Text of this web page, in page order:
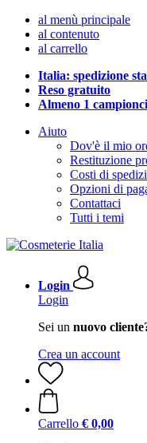
al menù principale
al contenuto
al carrello
Italia: spedizione
Reso gratuito
Almeno 1
Aiuto
Dov'è il mio
Restituzione
Costi di
Opzioni di
Contattaci
Tutti i temi
Login
Login
Sei un nuovo
Crea un account
Carrello € 0,00